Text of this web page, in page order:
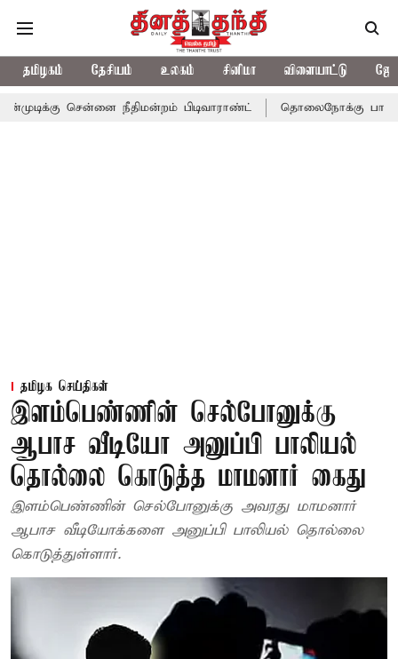
தமிழகம் தேசியம் உலகம் சினிமா விளையாட்டு
நீதிமன்றம் பிடிவாராண்ட் தொலைநோக்கு பார்வையுடன்
தமிழக செய்திகள்
இளம்பெண்ணின் செல்போனுக்கு
ஆபாச வீடியோ அனுப்பி பாலியல்
தொல்லை கொடுத்த மாமனார் கைது
இளம்பெண்ணின் செல்போனுக்கு அவரது மாமனார்
ஆபாச வீடியோக்களை அனுப்பி பாலியல் தொல்லை
கொடுத்துள்ளார்.